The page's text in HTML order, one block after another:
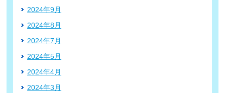
2024年9月
2024年8月
2024年7月
2024年5月
2024年4月
2024年3月